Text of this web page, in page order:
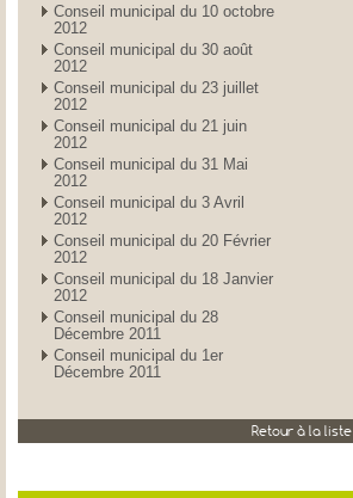
Conseil municipal du 10 octobre
2012
Conseil municipal du 30 août
2012
Conseil municipal du 23 juillet
2012
Conseil municipal du 21 juin
2012
Conseil municipal du 31 Mai
2012
Conseil municipal du 3 Avril
2012
Conseil municipal du 20 Février
2012
Conseil municipal du 18 Janvier
2012
Conseil municipal du 28
Décembre 2011
Conseil municipal du 1er
Décembre 2011
Retour à la liste